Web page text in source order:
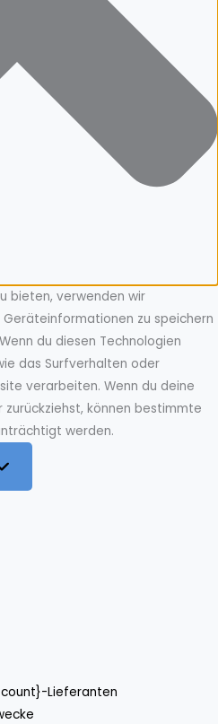
bieten, verwenden wir
zu speichern
du diesen Technologien
das Surfverhalten oder
verarbeiten. Wenn du deine
können bestimmte
werden.
Lieferanten